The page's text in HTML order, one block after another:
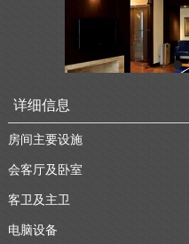
详细信息
房间主要设施
会客厅及卧室
客卫及主卫
电脑设备